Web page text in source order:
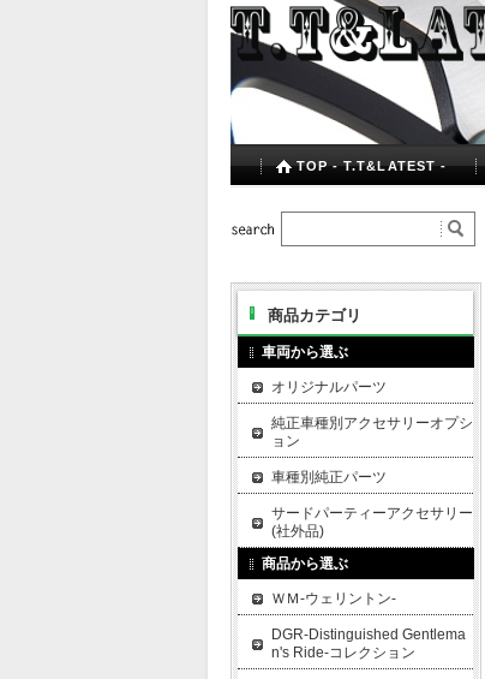
TOP - T.T&LATEST -
商品カテゴリ
車両から選ぶ
オリジナルパーツ
純正車種別アクセサリーオプシ
ョン
車種別純正パーツ
サードパーティーアクセサリー
(社外品)
商品から選ぶ
ＷＭ-ウェリントン-
DGR-Distinguished Gentlema
n's Ride-コレクション